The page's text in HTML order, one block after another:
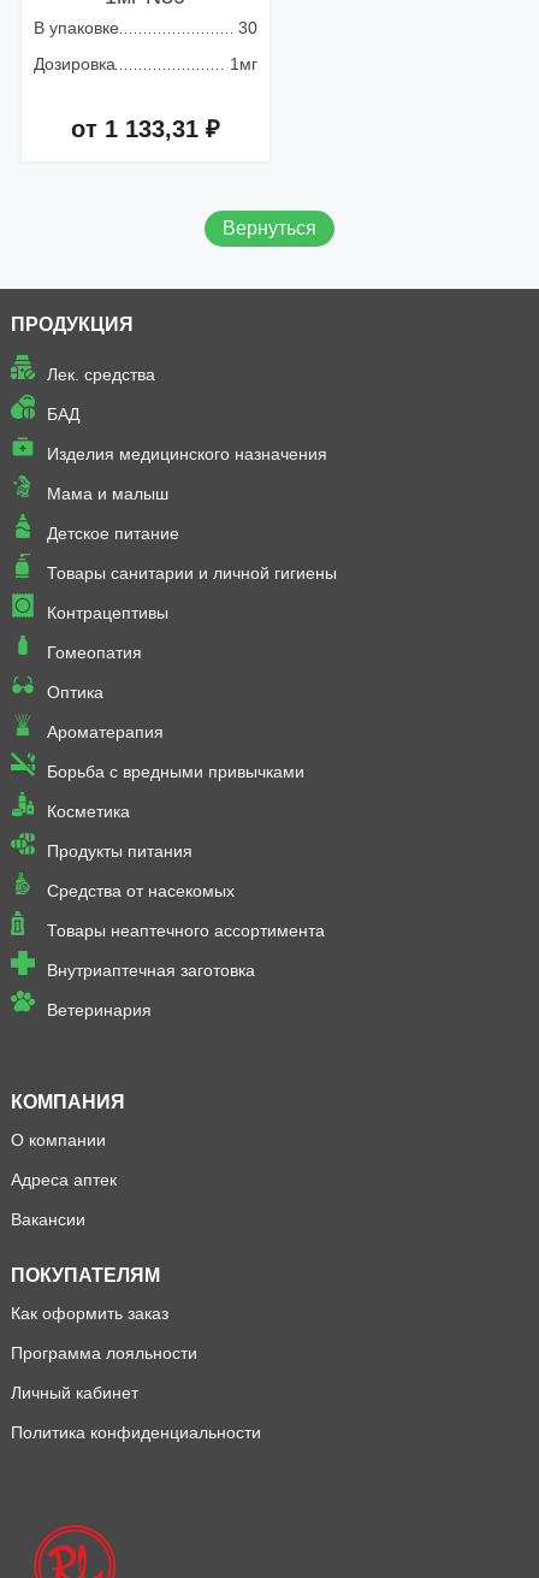
В упаковке
30
Дозировка
1мг
от 1 133,31 ₽
Вернуться
ПРОДУКЦИЯ
Лек. средства
БАД
Изделия медицинского назначения
Мама и малыш
Детское питание
Товары санитарии и личной гигиены
Контрацептивы
Гомеопатия
Оптика
Ароматерапия
Борьба с вредными привычками
Косметика
Продукты питания
Средства от насекомых
Товары неаптечного ассортимента
Внутриаптечная заготовка
Ветеринария
КОМПАНИЯ
О компании
Адреса аптек
Вакансии
ПОКУПАТЕЛЯМ
Как оформить заказ
Программа лояльности
Личный кабинет
Политика конфиденциальности